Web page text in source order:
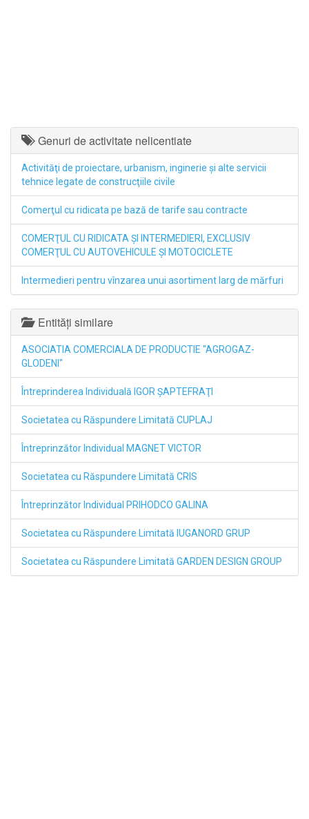
Genuri de activitate nelicentiate
Activităţi de proiectare, urbanism, inginerie şi alte servicii
tehnice legate de construcţiile civile
Comerţul cu ridicata pe bază de tarife sau contracte
COMERŢUL CU RIDICATA ŞI INTERMEDIERI, EXCLUSIV
COMERŢUL CU AUTOVEHICULE ŞI MOTOCICLETE
Intermedieri pentru vînzarea unui asortiment larg de mărfuri
Entități similare
ASOCIATIA COMERCIALA DE PRODUCTIE "AGROGAZ-
GLODENI"
Întreprinderea Individuală IGOR ŞAPTEFRAŢI
Societatea cu Răspundere Limitată CUPLAJ
Întreprinzător Individual MAGNET VICTOR
Societatea cu Răspundere Limitată CRIS
Întreprinzător Individual PRIHODCO GALINA
Societatea cu Răspundere Limitată IUGANORD GRUP
Societatea cu Răspundere Limitată GARDEN DESIGN GROUP